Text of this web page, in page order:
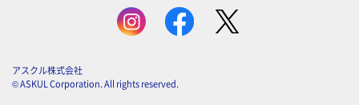
アスクル株式会社
© ASKUL Corporation. All rights reserved.